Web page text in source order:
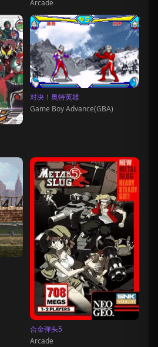
Arcade
对决！奥特英雄
Game Boy Advance(GBA)
合金弹头5
Arcade